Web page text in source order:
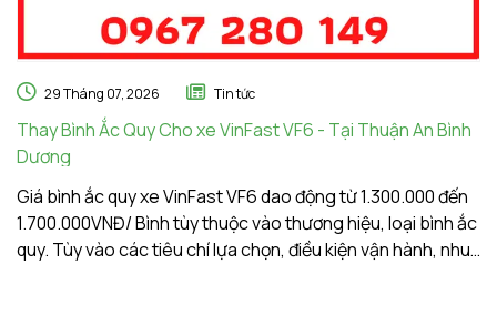
29 Tháng 07, 2026 Tin tức
Thay Bình Ắc Quy Cho xe VinFast VF6 - Tại Thuận An Bình
Dương
Giá bình ắc quy xe VinFast VF6 dao động từ 1.300.000 đến
1.700.000VNĐ/ Bình tùy thuộc vào thương hiệu, loại bình ắc
quy. Tùy vào các tiêu chí lựa chọn, điều kiện vận hành, nhu